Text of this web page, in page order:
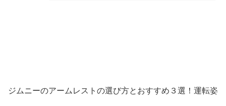
ジムニーのアームレストの選び方とおすすめ３選！運転姿